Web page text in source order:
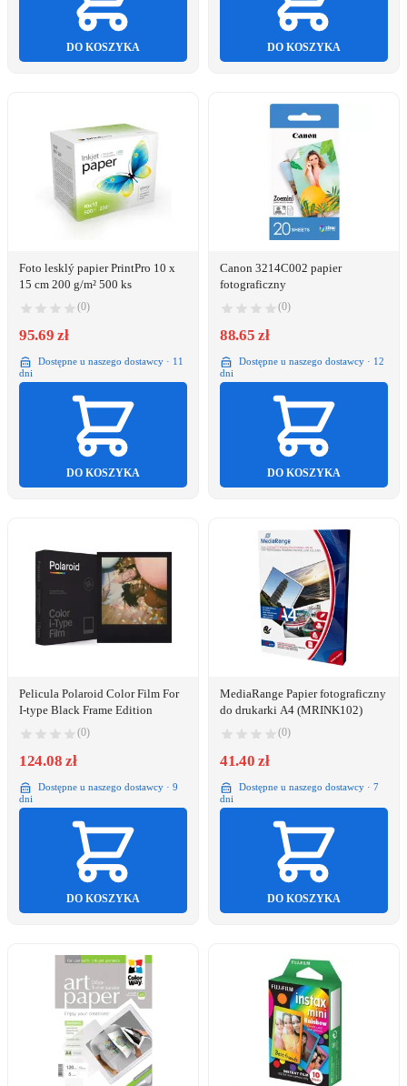
DO KOSZYKA DO KOSZYKA
Foto lesklý papier PrintPro 10 x
15 cm 200 g/m² 500 ks
(0)
95.69 zł
Dostępne u naszego dostawcy · 11
dni
DO KOSZYKA
Canon 3214C002 papier
fotograficzny
(0)
88.65 zł
Dostępne u naszego dostawcy · 12
dni
DO KOSZYKA
Pelicula Polaroid Color Film For
I-type Black Frame Edition
(0)
124.08 zł
Dostępne u naszego dostawcy · 9
dni
DO KOSZYKA
MediaRange Papier fotograficzny
do drukarki A4 (MRINK102)
(0)
41.40 zł
Dostępne u naszego dostawcy · 7
dni
DO KOSZYKA